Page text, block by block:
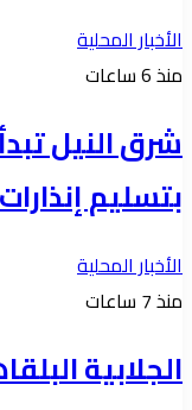
الأخبار المحلية
منذ 6 ساعات
شرق النيل
بتسليم
الأخبار المحلية
منذ 7 ساعات
الجلابية